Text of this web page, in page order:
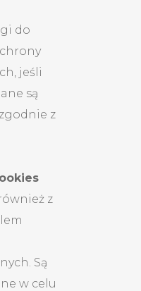
do
jeśli
są
z
z
Są
w celu